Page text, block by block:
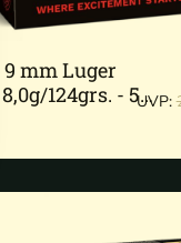
9 mm Luger
124grs. - 50UVP: